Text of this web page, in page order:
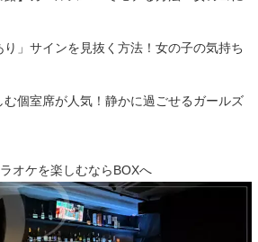
」サインを見抜く方法！女の子の気持ち
個室席が人気！静かに過ごせるガールズ
オケを楽しむならBOXへ